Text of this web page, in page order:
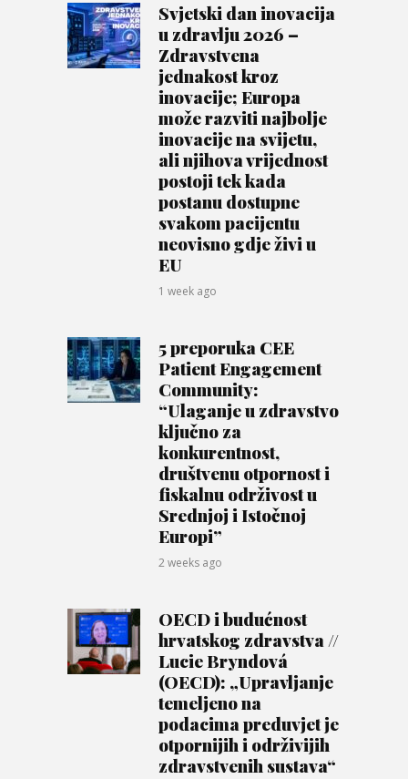
Svjetski dan inovacija
u zdravlju 2026 –
Zdravstvena
jednakost kroz
inovacije; Europa
može razviti najbolje
inovacije na svijetu,
ali njihova vrijednost
postoji tek kada
postanu dostupne
svakom pacijentu
neovisno gdje živi u
EU
1 week ago
5 preporuka CEE
Patient Engagement
Community:
“Ulaganje u zdravstvo
ključno za
konkurentnost,
društvenu otpornost i
fiskalnu održivost u
Srednjoj i Istočnoj
Europi”
2 weeks ago
OECD i budućnost
hrvatskog zdravstva //
Lucie Bryndová
(OECD): „Upravljanje
temeljeno na
podacima preduvjet je
otpornijih i održivijih
zdravstvenih sustava“